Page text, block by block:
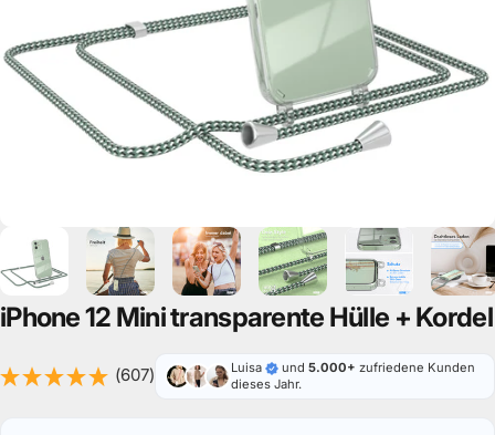
iPhone12 Minitransparente Hülle + Kordel
(607) Luisa und 5.000+ zufriedene Kunden
dieses Jahr.